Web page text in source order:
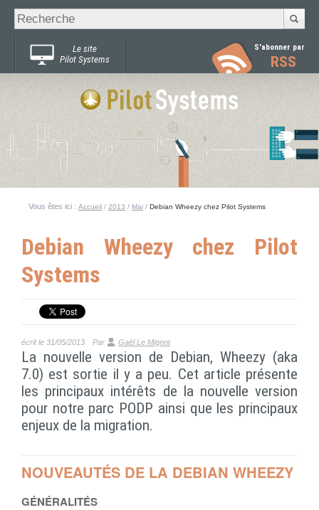
Chercher par
Recherche
avancée…
Le site
Pilot Systems
S'abonner par
RSS
Vous êtes ici : Accueil / 2013 / Mai / Debian Wheezy chez Pilot Systems
Debian Wheezy chez Pilot
Systems
écrit le 31/05/2013 Par Gaël Le Mignot
La nouvelle version de Debian, Wheezy (aka
7.0) est sortie il y a peu. Cet article présente
les principaux intérêts de la nouvelle version
pour notre parc PODP ainsi que les principaux
enjeux de la migration.
NOUVEAUTÉS DE LA DEBIAN WHEEZY
GÉNÉRALITÉS